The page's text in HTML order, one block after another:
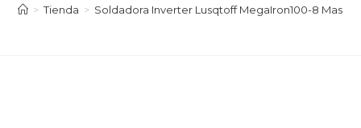
> Tienda > Soldadora Inverter Lusqtoff MegaIron100-8